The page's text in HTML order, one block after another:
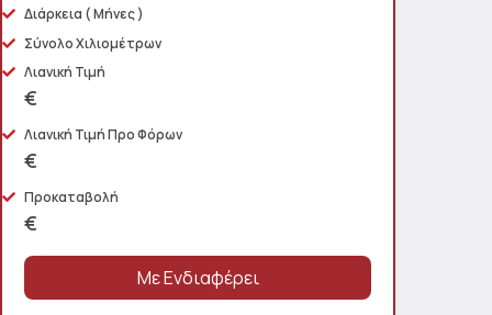
Διάρκεια ( Μήνες )
Σύνολο Χιλιομέτρων
Λιανική Τιμή
€
Λιανική Τιμή Προ Φόρων
€
Προκαταβολή
€